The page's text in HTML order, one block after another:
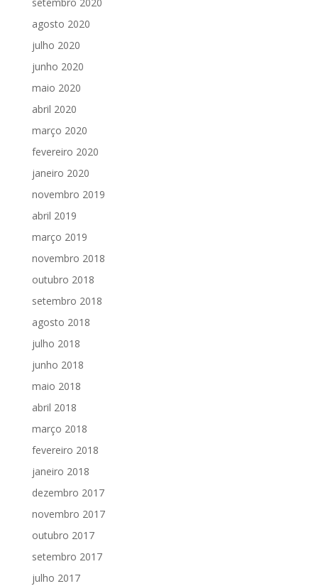
setembro 2020
agosto 2020
julho 2020
junho 2020
maio 2020
abril 2020
março 2020
fevereiro 2020
janeiro 2020
novembro 2019
abril 2019
março 2019
novembro 2018
outubro 2018
setembro 2018
agosto 2018
julho 2018
junho 2018
maio 2018
abril 2018
março 2018
fevereiro 2018
janeiro 2018
dezembro 2017
novembro 2017
outubro 2017
setembro 2017
julho 2017